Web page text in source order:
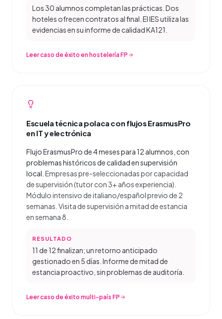
Los 30 alumnos completan las prácticas. Dos
hoteles ofrecen contratos al final. El IES utiliza las
evidencias en su informe de calidad KA121.
Leer caso de éxito en hostelería FP
Escuela técnica polaca con flujos ErasmusPro
en IT y electrónica
Flujo ErasmusPro de 4 meses para 12 alumnos, con
problemas históricos de calidad en supervisión
local. Empresas pre-seleccionadas por capacidad
de supervisión (tutor con 3+ años experiencia).
Módulo intensivo de italiano/español previo de 2
semanas. Visita de supervisión a mitad de estancia
en semana 8.
RESULTADO
11 de 12 finalizan; un retorno anticipado
gestionado en 5 días. Informe de mitad de
estancia proactivo, sin problemas de auditoría.
Leer caso de éxito multi-país FP